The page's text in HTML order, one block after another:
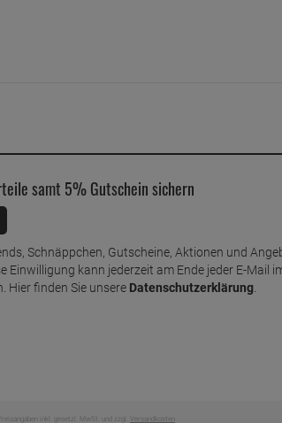
samt 5% Gutschein sichern
Schnäppchen, Gutscheine, Aktionen und
Einwilligung kann jederzeit am Ende jeder E-Mail
Hier finden Sie unsere Datenschutzerklärung.
inkl. gesetzl. MwSt. und zzgl. Versandkosten